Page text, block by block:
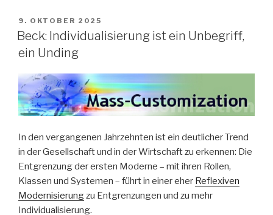
VERÖFFENTLICHT
AM
9. OKTOBER 2025
Beck: Individualisierung ist ein Unbegriff,
ein Unding
In den vergangenen Jahrzehnten ist ein deutlicher Trend
in der Gesellschaft und in der Wirtschaft zu erkennen: Die
Entgrenzung der ersten Moderne – mit ihren Rollen,
Klassen und Systemen – führt in einer eher Reflexiven
Modernisierungzu Entgrenzungen und zu mehr
Individualisierung.